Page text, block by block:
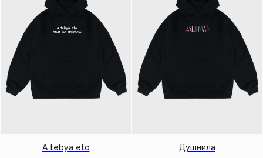
A tebya eto
Душнила